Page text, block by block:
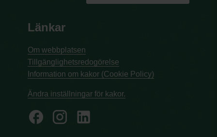
Länkar
Om webbplatsen
Tillgänglighetsredogörelse
Information om kakor (Cookie Policy)
Ändra inställningar för kakor.
facebook